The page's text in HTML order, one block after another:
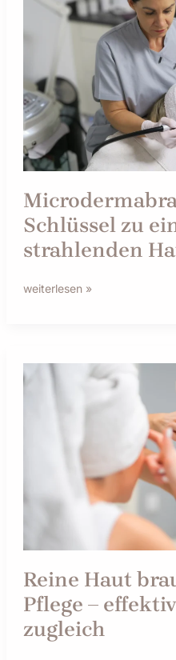
Schlüssel zu
strahlenden
glatten
und
strahlenden
Haut
weiterlesen »
Reine Haut
Pflege –
zugleich
Reine